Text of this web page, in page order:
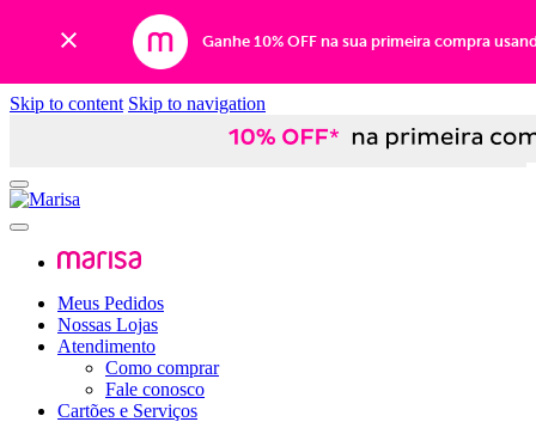
Ganhe 10% OFF na sua primeira compra
Skip to content Skip to navigation
Meus Pedidos
Nossas Lojas
Atendimento
Como comprar
Fale conosco
Cartões e Serviços